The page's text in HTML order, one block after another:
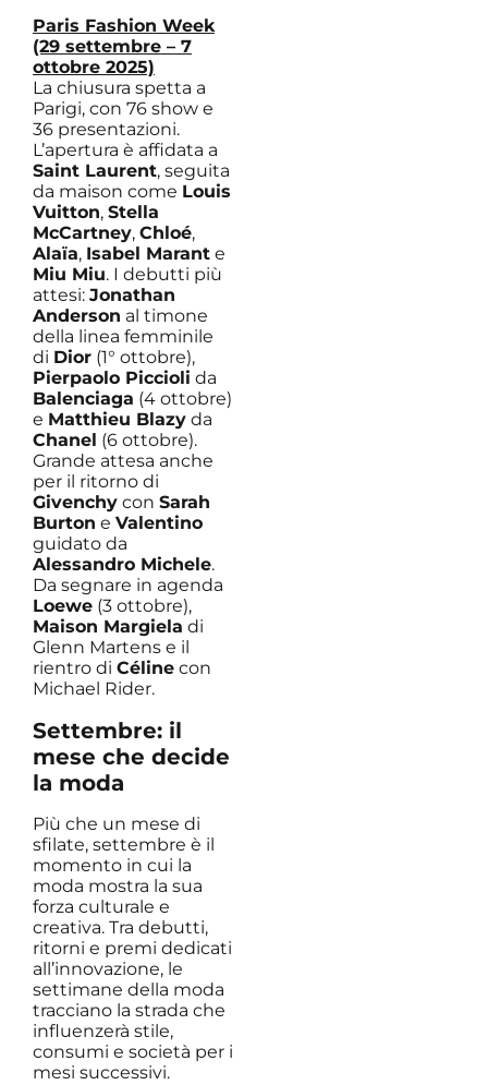
Paris Fashion Week
(29 settembre – 7
ottobre 2025)
La chiusura spetta a
Parigi, con 76 show e
36 presentazioni.
L’apertura è affidata a
Saint Laurent, seguita
da maison come Louis
Vuitton, Stella
McCartney, Chloé,
Alaïa, Isabel Marant e
Miu Miu. I debutti più
attesi: Jonathan
Anderson al timone
della linea femminile
di Dior (1° ottobre),
Pierpaolo Piccioli da
Balenciaga (4 ottobre)
e Matthieu Blazy da
Chanel (6 ottobre).
Grande attesa anche
per il ritorno di
Givenchy con Sarah
Burton e Valentino
guidato da
Alessandro Michele.
Da segnare in agenda
Loewe (3 ottobre),
Maison Margiela di
Glenn Martens e il
rientro di Céline con
Michael Rider.
Settembre: il
mese che decide
la moda
Più che un mese di
sfilate, settembre è il
momento in cui la
moda mostra la sua
forza culturale e
creativa. Tra debutti,
ritorni e premi dedicati
all’innovazione, le
settimane della moda
tracciano la strada che
influenzerà stile,
consumi e società per i
mesi successivi.